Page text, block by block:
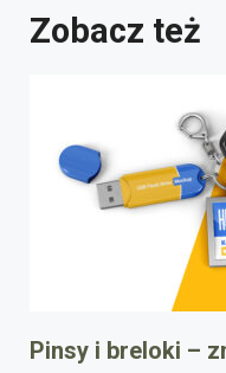
Zobacz też
Pinsy i breloki –